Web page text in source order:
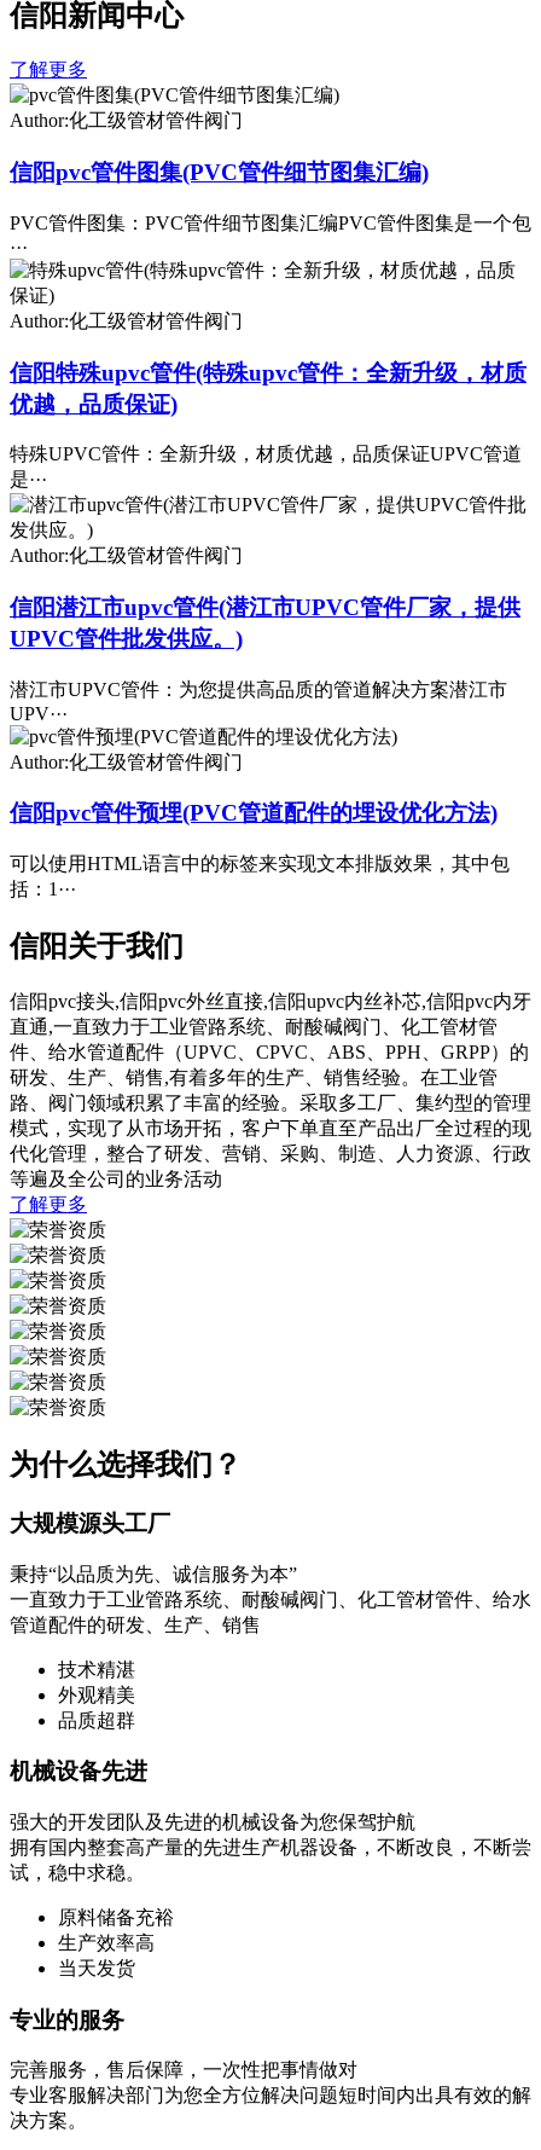
信阳新闻中心
了解更多
Author:化工级管材管件阀门
信阳pvc管件图集(PVC管件细节图集汇编)
PVC管件图集：PVC管件细节图集汇编PVC管件图集是一个包
···
Author:化工级管材管件阀门
信阳特殊upvc管件(特殊upvc管件：全新升级，材质
优越，品质保证)
特殊UPVC管件：全新升级，材质优越，品质保证UPVC管道
是···
Author:化工级管材管件阀门
信阳潜江市upvc管件(潜江市UPVC管件厂家，提供
UPVC管件批发供应。)
潜江市UPVC管件：为您提供高品质的管道解决方案潜江市
UPV···
Author:化工级管材管件阀门
信阳pvc管件预埋(PVC管道配件的埋设优化方法)
可以使用HTML语言中的标签来实现文本排版效果，其中包
括：1···
信阳关于我们
信阳pvc接头,信阳pvc外丝直接,信阳upvc内丝补芯,信阳pvc内牙
直通,一直致力于工业管路系统、耐酸碱阀门、化工管材管
件、给水管道配件（UPVC、CPVC、ABS、PPH、GRPP）的
研发、生产、销售,有着多年的生产、销售经验。在工业管
路、阀门领域积累了丰富的经验。采取多工厂、集约型的管理
模式，实现了从市场开拓，客户下单直至产品出厂全过程的现
代化管理，整合了研发、营销、采购、制造、人力资源、行政
等遍及全公司的业务活动
了解更多
为什么选择我们？
大规模源头工厂
秉持“以品质为先、诚信服务为本”
一直致力于工业管路系统、耐酸碱阀门、化工管材管件、给水
管道配件的研发、生产、销售
技术精湛
外观精美
品质超群
机械设备先进
强大的开发团队及先进的机械设备为您保驾护航
拥有国内整套高产量的先进生产机器设备，不断改良，不断尝
试，稳中求稳。
原料储备充裕
生产效率高
当天发货
专业的服务
完善服务，售后保障，一次性把事情做对
专业客服解决部门为您全方位解决问题短时间内出具有效的解
决方案。